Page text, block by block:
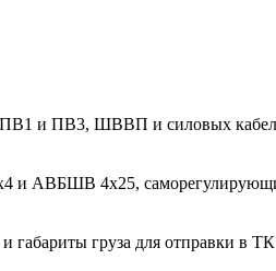
и ПВ3, ШВВП и силовых
4х25,
габариты груза для отправки в